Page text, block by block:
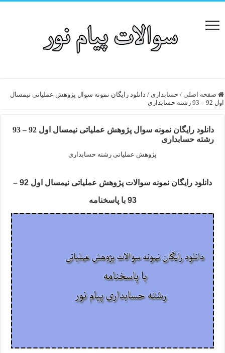
صفحه اصلی / حسابداری / دانلود رایگان نمونه سوال پژوهش عملیاتی نیمسال
اول 92 – 93 رشته حسابداری
دانلود رایگان نمونه سوال پژوهش عملیاتی نیمسال اول 92 – 93
رشته حسابداری
پژوهش عملیاتی رشته حسابداری
دانلود رایگان نمونه سوالات پژوهش عملیاتی نیمسال اول 92 –
93 با پاسخنامه